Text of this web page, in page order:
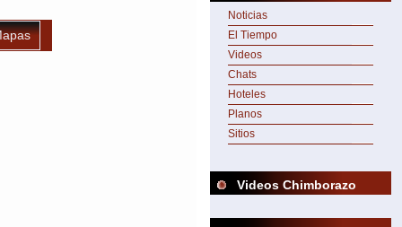
Noticias
El Tiempo
Videos
Chats
Hoteles
Planos
Sitios
Videos Chimborazo